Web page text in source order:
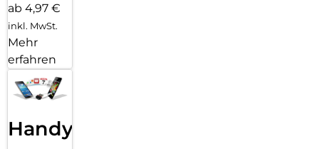
ab 4,97 €
inkl. MwSt.
Mehr
erfahren
Handy